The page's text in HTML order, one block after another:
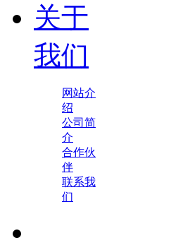
关于
我们
网站介
绍
公司简
介
合作伙
伴
联系我
们